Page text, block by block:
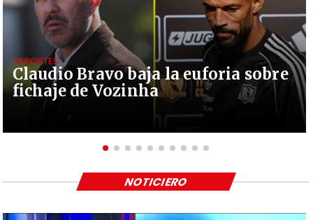
Claudio Bravo baja la euforia sobre
fichaje de Vozinha
DEPORTES
NOTICIERO